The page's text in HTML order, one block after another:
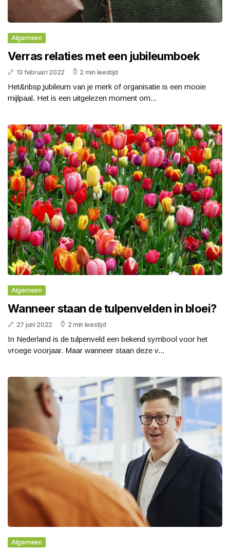
Algemeen
Verras relaties met een jubileumboek
13 februari 2022 2 min leestijd
Het&nbsp;jubileum van je merk of organisatie is een mooie
mijlpaal. Het is een uitgelezen moment om...
Algemeen
Wanneer staan de tulpenvelden in bloei?
27 juni 2022 2 min leestijd
In Nederland is de tulpenveld een bekend symbool voor het
vroege voorjaar. Maar wanneer staan deze v...
Algemeen